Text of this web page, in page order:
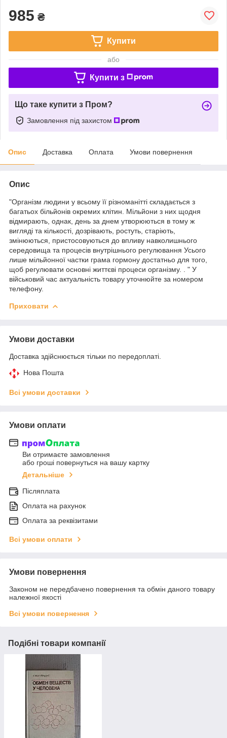
985 ₴
Купити
або
Купити з
Що таке купити з Пром?
Замовлення під захистом
Опис Доставка Оплата Умови повернення
Опис
"Організм людини у всьому її різноманітті складається з
багатьох більйонів окремих клітин. Мільйони з них щодня
відмирають, однак, день за днем утворюються в тому ж
вигляді та кількості, дозрівають, ростуть, старіють,
змінюються, пристосовуються до впливу навколишнього
середовища та процесів внутрішнього регулювання Усього
лише мільйонної частки грама гормону достатньо для того,
щоб регулювати основні життєві процеси організму. . " У
військовий час актуальність товару уточнюйте за номером
телефону.
Приховати
Умови доставки
Доставка здійснюється тільки по передоплаті.
Нова Пошта
Всі умови доставки
Умови оплати
Ви отримаєте замовлення
або гроші повернуться на вашу картку
Детальніше
Післяплата
Оплата на рахунок
Оплата за реквізитами
Всі умови оплати
Умови повернення
Законом не передбачено повернення та обмін даного товару
належної якості
Всі умови повернення
Подібні товари компанії